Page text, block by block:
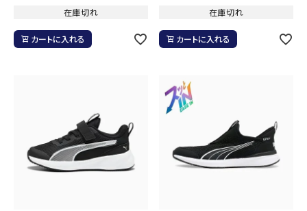
在庫切れ
カートに入れる
在庫切れ
カートに入れる